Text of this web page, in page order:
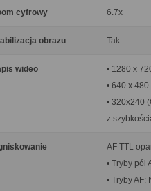
cyfrowy 6.7x
obrazu Tak
wideo
• 1280 x
• 640 x 480
• 320x240
z
AF TTL
• Tryby pól
• Tryby AF: